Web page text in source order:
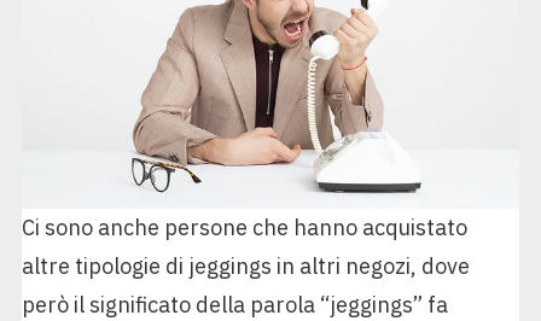
Ci sono anche persone che hanno acquistato
altre tipologie di jeggings in altri negozi, dove
però il significato della parola “jeggings” fa